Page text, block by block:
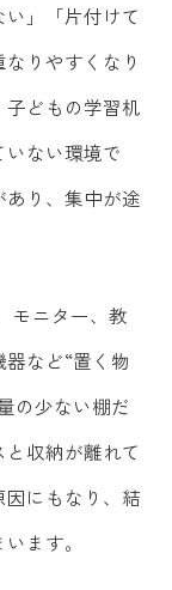
」「片付けて
りやすくなり
どもの学習机
ない環境で
り、集中が途
モニター、教
など“置く物
の少ない棚だ
収納が離れて
にもなり、結
ます。